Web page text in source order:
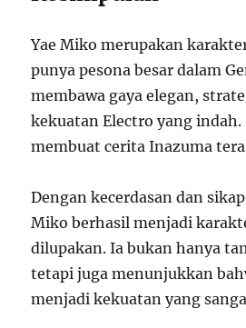
Yae Miko merupakan
punya pesona besar dalam
membawa gaya elegan,
kekuatan Electro yang indah.
membuat cerita Inazuma
Dengan kecerdasan dan
Miko berhasil menjadi
dilupakan. Ia bukan hanya
tetapi juga menunjukkan
menjadi kekuatan yang